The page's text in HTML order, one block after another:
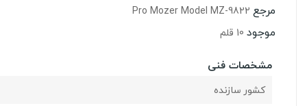
مرجع Pro Mozer Model MZ-9822
موجود 10 قلم
مشخصات فنی
کشور سازنده